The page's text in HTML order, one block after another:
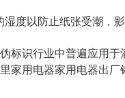
度以防止纸张受潮，影
标识行业中普遍应用
家用电器家用电器出